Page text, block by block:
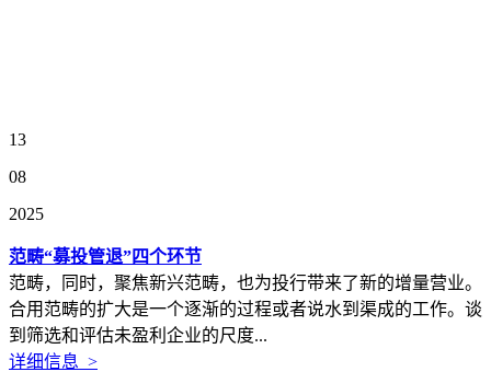
13
08
2025
范畴“募投管退”四个环节
范畴，同时，聚焦新兴范畴，也为投行带来了新的增量营业。
合用范畴的扩大是一个逐渐的过程或者说水到渠成的工作。谈
到筛选和评估未盈利企业的尺度...
详细信息 >